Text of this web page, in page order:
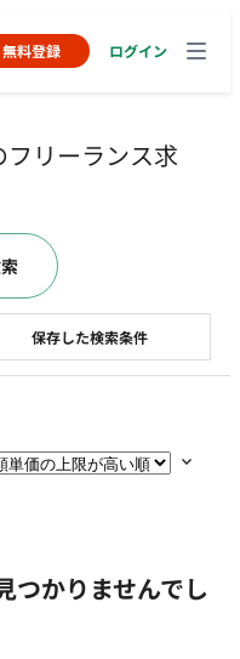
無料登録 ログイン
リーランス求
つかりませんでし
保存した検索条件